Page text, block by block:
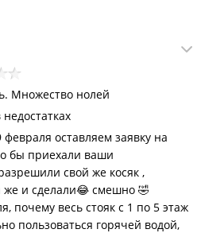
Множество нолей
недостатках
февраля оставляем заявку на
бы приехали ваши
свой же косяк ,
и сделали😂 смешно 🤣
почему весь стояк с 1 по 5 этаж
пользоваться горячей водой,